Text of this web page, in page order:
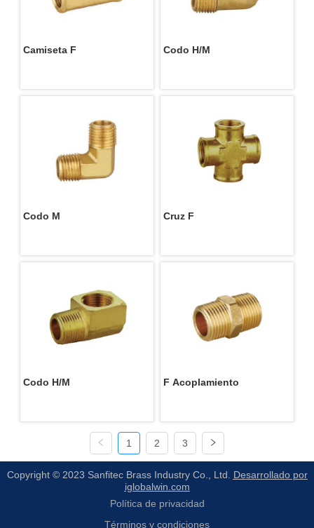
Camiseta F Codo H/M
Codo M Cruz F
Codo H/M F Acoplamiento
1 2 3
Copyright © 2023 Sanfitec Brass Industry Co., Ltd. Desarrollado por
iglobalwin.com
Política de privacidad
Términos y condiciones